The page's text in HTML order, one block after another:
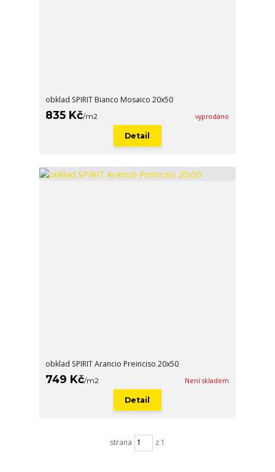
obklad SPIRIT Bianco Mosaico 20x50
835 Kč/m2 vyprodáno
Detail
obklad SPIRIT Arancio Preinciso 20x50
749 Kč/m2 Není skladem
Detail
strana z 1